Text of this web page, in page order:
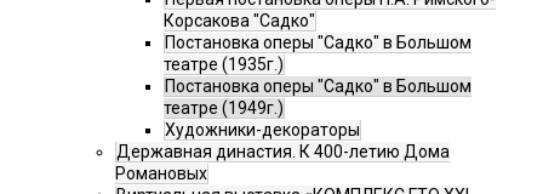
Корсакова "Садко"
Постановка оперы "Садко" в Большом
театре (1935г.)
Постановка оперы "Садко" в Большом
театре (1949г.)
Художники-декораторы
Державная династия. К 400-летию Дома
Романовых